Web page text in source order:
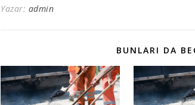
Yazar: admin
BUNLARI DA